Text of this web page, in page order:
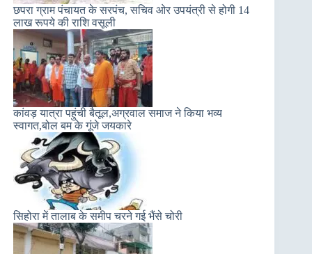
छपरा ग्राम पंचायत के सरपंच, सचिव ओर उपयंत्री से होगी 14
लाख रूपये की राशि वसूली
कांवड़ यात्रा पहुंची बैतूल,अग्रवाल समाज ने किया भव्य
स्वागत,बोल बम के गूंजे जयकारे
सिहोरा में तालाब के समीप चरने गई भैंसे चोरी